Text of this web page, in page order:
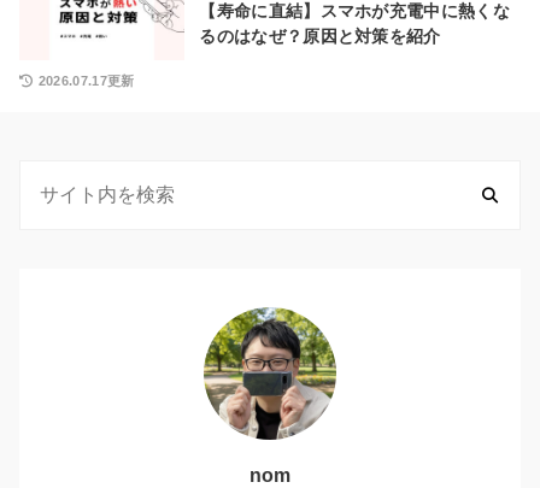
【寿命に直結】スマホが充電中に熱くな
るのはなぜ？原因と対策を紹介
2026.07.17更新
nom